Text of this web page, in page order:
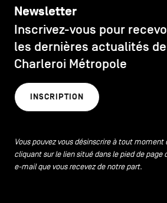
Newsletter
Inscrivez-vous pour
les dernières actualités de
Charleroi Métropole
INSCRIPTION
Vous pouvez vous désinscrire à tout moment
cliquant sur le lien situé dans le pied de page
e-mail que vous recevez de notre part.